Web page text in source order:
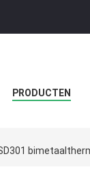
PRODUCTEN